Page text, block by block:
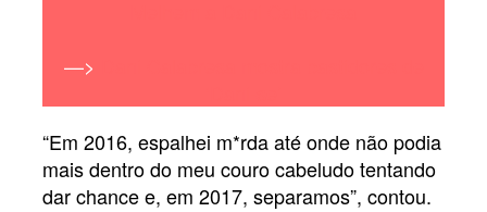
—>
“Em 2016, espalhei m*rda até onde não podia
mais dentro do meu couro cabeludo tentando
dar chance e, em 2017, separamos”, contou.